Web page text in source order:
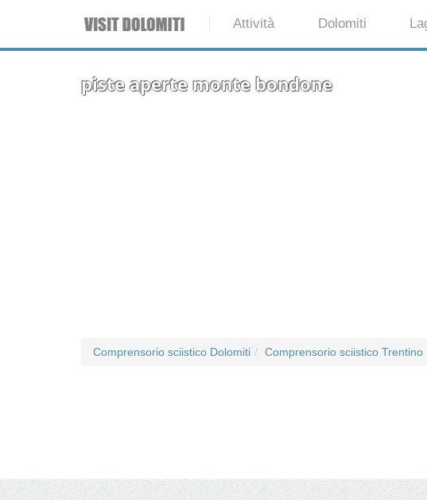
Attività Dolomiti
piste aperte monte bondone
Comprensorio sciistico Dolomiti Comprensorio sciistico Trentino